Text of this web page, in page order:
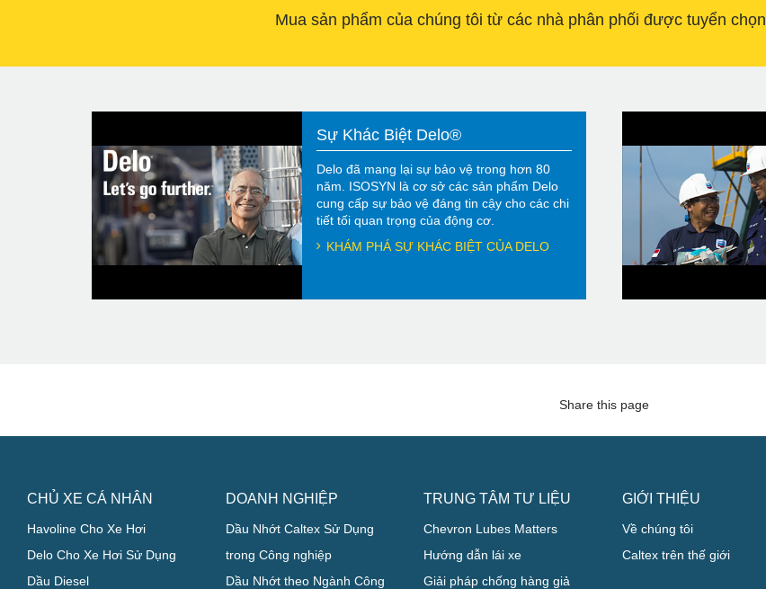
Mua sản phẩm của chúng tôi từ các nhà phân phối được tuyển chọn
Sự Khác Biệt Delo®
Delo đã mang lại sự bảo vệ trong hơn 80
năm. ISOSYN là cơ sở các sản phẩm Delo
cung cấp sự bảo vệ đáng tin cậy cho các chi
tiết tối quan trọng của động cơ.
KHÁM PHÁ SỰ KHÁC BIỆT CỦA DELO
Share this page
CHỦ XE CÁ NHÂN
Havoline Cho Xe Hơi
Delo Cho Xe Hơi Sử Dụng
Dầu Diesel
DOANH NGHIỆP
Dầu Nhớt Caltex Sử Dụng
trong Công nghiệp
Dầu Nhớt theo Ngành Công
TRUNG TÂM TƯ LIỆU
Chevron Lubes Matters
Hướng dẫn lái xe
Giải pháp chống hàng giả
GIỚI THIỆU
Về chúng tôi
Caltex trên thế giới